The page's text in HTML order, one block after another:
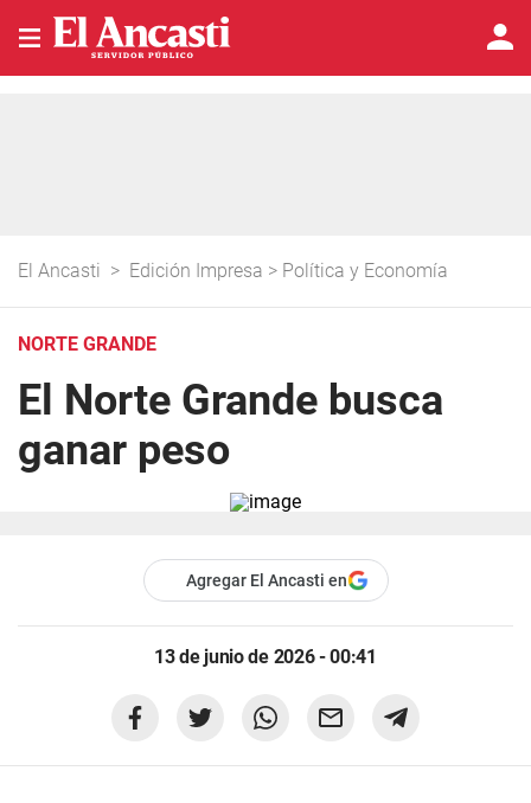
El Ancasti > Edición Impresa > Política y Economía
NORTE GRANDE
El Norte Grande busca
ganar peso
Agregar El Ancasti en
13 de junio de 2026 - 00:41